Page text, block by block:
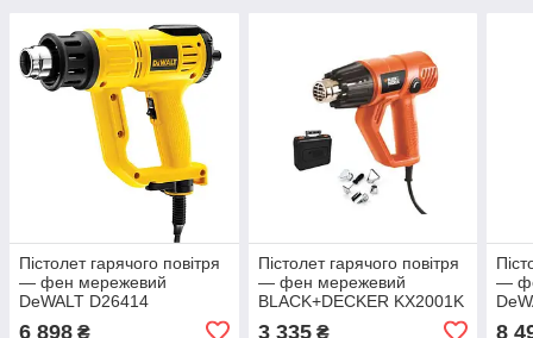
Пістолет гарячого повітря
— фен мережевий
DeWALT D26414
6 898 ₴
Пістолет гарячого повітря
— фен мережевий
BLACK+DECKER KX2001K
3 335₴
—
8